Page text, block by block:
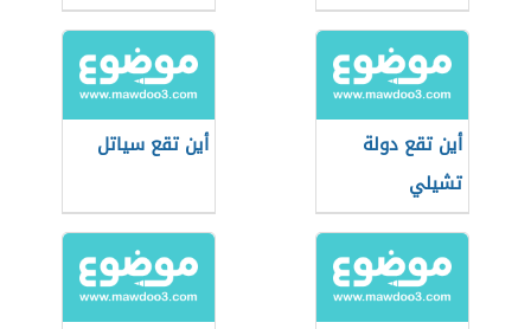
أين تقع دولة
تشيلي
أين تقع سياتل